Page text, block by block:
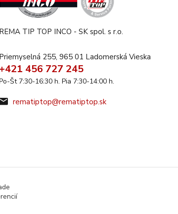
REMA TIP TOP INCO - SK spol. s r.o.
Priemyselná 255, 965 01 Ladomerská Vieska
+421 456 727 245
Št 7:30-16:30 h. Pia 7:30-14:00 h.
rematiptop@rematiptop.sk